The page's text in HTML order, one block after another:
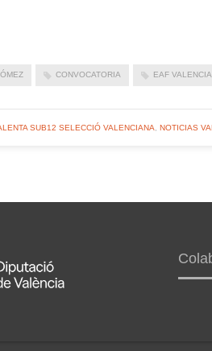
CONVOCATORIA EAF VALENCIA
SUB12 SELECCIÓ VALENCIANA, NOTICIAS